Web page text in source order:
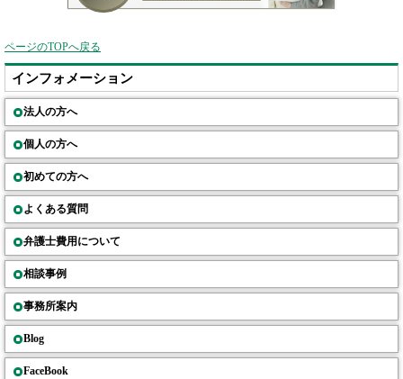
ページのTOPへ戻る
インフォメーション
法人の方へ
個人の方へ
初めての方へ
よくある質問
弁護士費用について
相談事例
事務所案内
Blog
FaceBook